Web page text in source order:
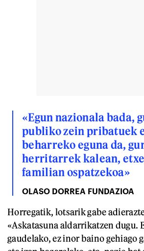
«Egun nazionala bada,
publiko zein pribatuek
beharreko eguna da,
herritarrek kalean,
familian ospatzekoa»
OLASO DORREA FUNDAZIOA
Horregatik, lotsarik gabe
«Askatasuna aldarrikatzen dugu.
gaudelako, ez inor baino gehiago